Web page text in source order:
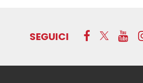
SEGUICI